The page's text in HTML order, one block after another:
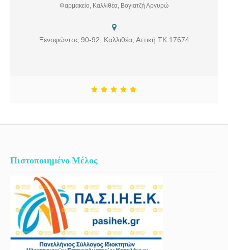
Καλλιθέας. Στο φαρμακείο μας θα βρείτε: Ομοιοπαθητικά φάρμακα,
μας για οποιαδήποτε πληροφορία θέλετε.
Φαρμακείο, Καλλιθέα, Βογιατζή Αργυρώ
Ξενοφώντος 90-92, Καλλιθέα, Αττική ΤΚ 17674
Πιστοποιημένο Μέλος